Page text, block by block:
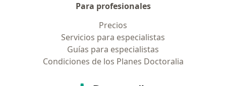
Para profesionales
Precios
Servicios para especialistas
Guías para especialistas
Condiciones de los Planes Doctoralia